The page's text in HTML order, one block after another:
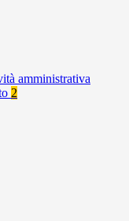
amministrativa
2